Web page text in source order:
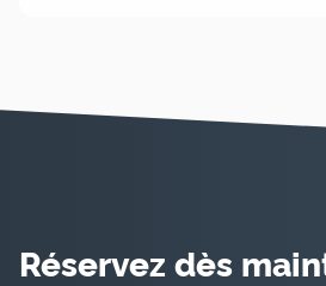
Réservez dès